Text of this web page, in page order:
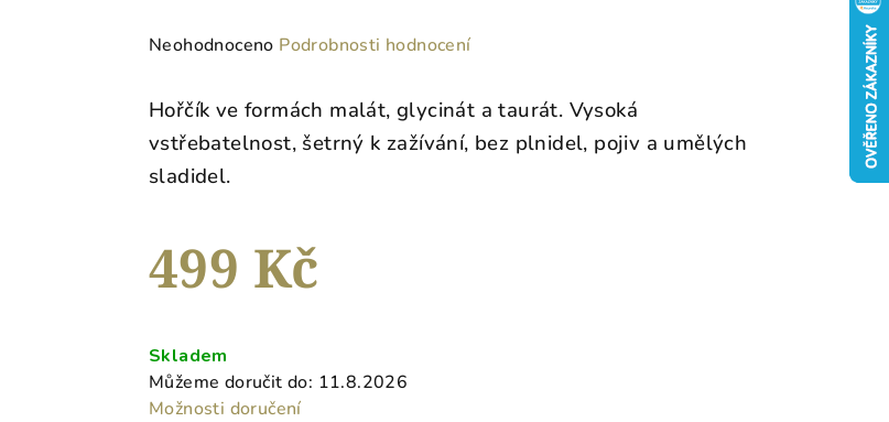
Průměrné
produktu
je
0,0
z
Neohodnoceno Podrobnosti hodnocení
Hořčík ve formách malát, glycinát a taurát. Vysoká
vstřebatelnost, šetrný k zažívání, bez plnidel, pojiv a umělých
sladidel.
499 Kč
cena:
Skladem
Můžeme doručit do: 11.8.2026
Možnosti doručení